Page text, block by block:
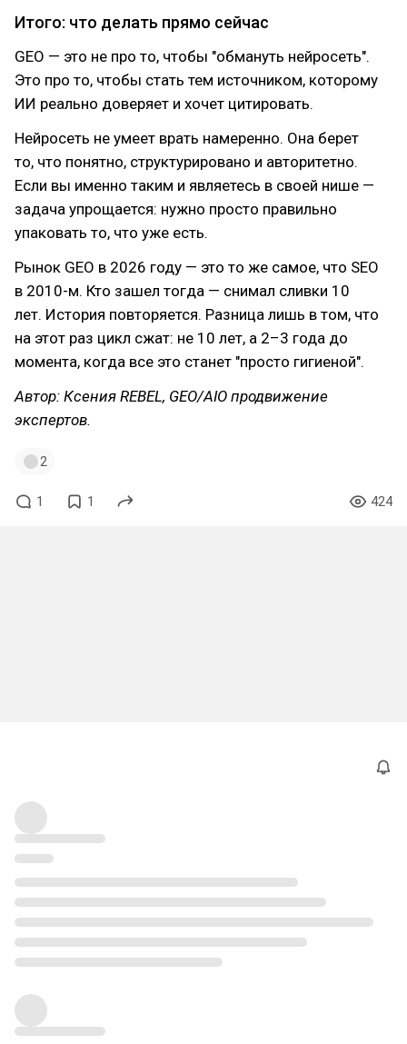
Итого: что делать прямо сейчас
GEO — это не про то, чтобы "обмануть нейросеть".
Это про то, чтобы стать тем источником, которому
ИИ реально доверяет и хочет цитировать.
Нейросеть не умеет врать намеренно. Она берет
то, что понятно, структурировано и авторитетно.
Если вы именно таким и являетесь в своей нише —
задача упрощается: нужно просто правильно
упаковать то, что уже есть.
Рынок GEO в 2026 году — это то же самое, что SEO
в 2010-м. Кто зашел тогда — снимал сливки 10
лет. История повторяется. Разница лишь в том, что
на этот раз цикл сжат: не 10 лет, а 2–3 года до
момента, когда все это станет "просто гигиеной".
Автор: Ксения REBEL, GEO/AIO продвижение
экспертов.
2
1 1 424